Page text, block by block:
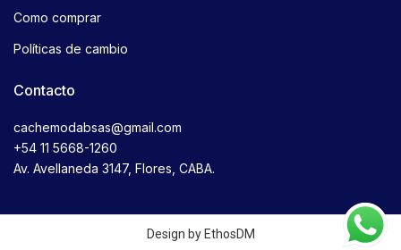
Como comprar
Políticas de cambio
Contacto
cachemodabsas@gmail.com
+54 11 5668-1260
Av. Avellaneda 3147, Flores, CABA.
Design by EthosDM